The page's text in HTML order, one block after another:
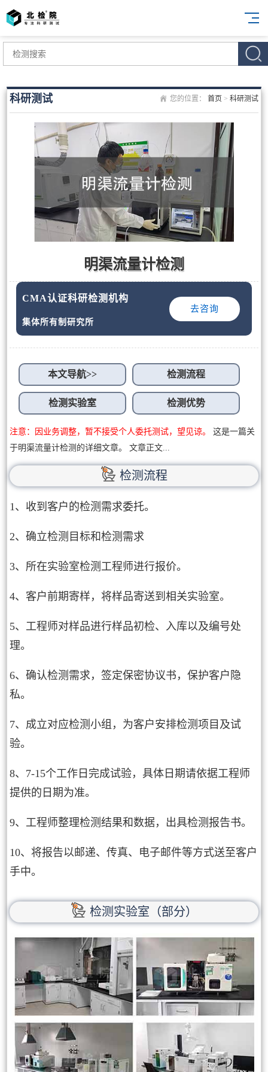
您的位置： 首页 > 科研测试
科研测试
明渠流量计检测
CMA认证科研检测机构
集体所有制研究所
去咨询
本文导航>> 检测流程
检测实验室 检测优势
注意：因业务调整，暂不接受个人委托测试，望见谅。
这是一篇关
于明渠流量计检测的详细文章。 文章正文...
检测流程
1、收到客户的检测需求委托。
2、确立检测目标和检测需求
3、所在实验室检测工程师进行报价。
4、客户前期寄样，将样品寄送到相关实验室。
5、工程师对样品进行样品初检、入库以及编号处
理。
6、确认检测需求，签定保密协议书，保护客户隐
私。
7、成立对应检测小组，为客户安排检测项目及试
验。
8、7-15个工作日完成试验，具体日期请依据工程师
提供的日期为准。
9、工程师整理检测结果和数据，出具检测报告书。
10、将报告以邮递、传真、电子邮件等方式送至客户
手中。
检测实验室（部分）